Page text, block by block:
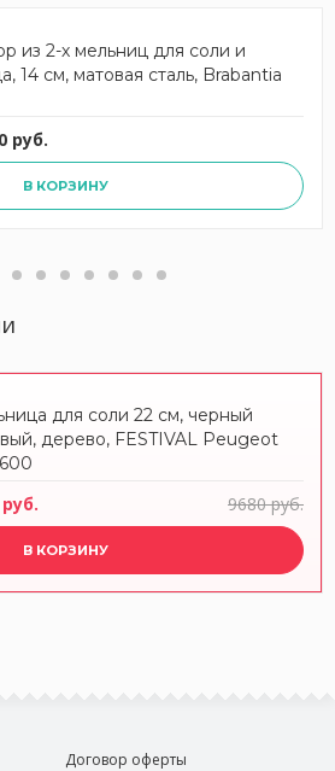
из 2-х мельниц для соли и
14 см, матовая сталь, Brabantia
руб.
В КОРЗИНУ
для соли 22 см, черный
дерево, FESTIVAL Peugeot
9680 руб.
В КОРЗИНУ
Договор оферты